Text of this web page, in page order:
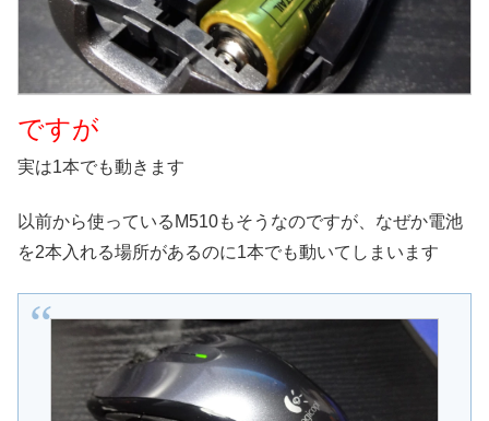
ですが
実は1本でも動きます
以前から使っているM510もそうなのですが、なぜか電池
を2本入れる場所があるのに1本でも動いてしまいます